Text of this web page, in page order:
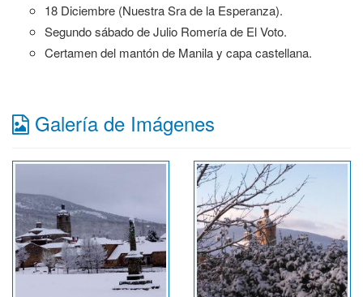
18 Diciembre (Nuestra Sra de la Esperanza).
Segundo sábado de Julio Romería de El Voto.
Certamen del mantón de Manila y capa castellana.
Galería de Imágenes